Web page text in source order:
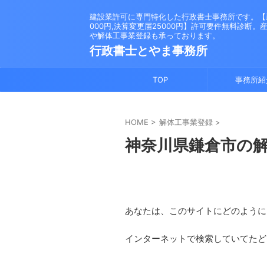
建設業許可に専門特化した行政書士事務所です。
000円,決算変更届25000円】許可要件無料診断。
や解体工事業登録も承っております。
行政書士とやま事務所
TOP 事務所紹
HOME > 解体工事業登録 >
神奈川県鎌倉市の
あなたは、このサイトにどのよう
インターネットで検索していてた